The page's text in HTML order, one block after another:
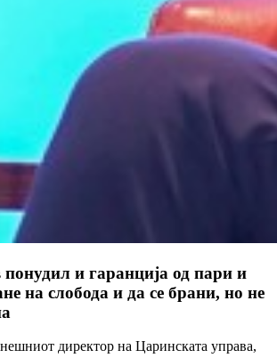
и гаранција од пари и
на слобода и да се брани, но не
директор на Царинската управа,